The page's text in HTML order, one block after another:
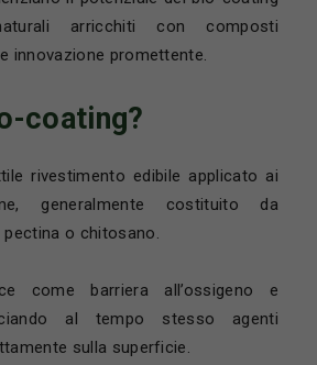
arricchiti con composti
innovazione promettente.
coating?
rivestimento edibile applicato ai
generalmente costituito da
o chitosano.
come barriera all’ossigeno e
al tempo stesso agenti
sulla superficie.